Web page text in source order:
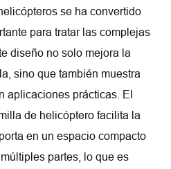
se ha convertido
para tratar las complejas
diseño no solo mejora la
sino que también muestra
aplicaciones prácticas. El
de helicóptero facilita la
en un espacio compacto
partes, lo que es